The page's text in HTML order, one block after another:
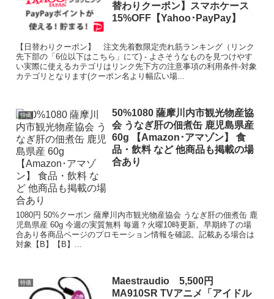
替わりクーポン】スマホケース
15%OFF【Yahoo･PayPay】
【日替わりクーポン】 注文先着数限定売れ筋ランキング（リンク
先下部の「6位以下はこちら」にて) - よさそうなものを見つけやす
い実際に使えるカテゴリはリンク先下方の注意事項の利用条件-対象
カテゴリとなります(クーポン名より幅広い場...
特価
50%1080 薩摩川内市観光物産協
会 うなぎ肝の佃煮缶 鹿児島県産
60g 【Amazon･アマゾン】 食
品・飲料 など 他商品も掲載の場
合あり
1080円 50%クーポン 薩摩川内市観光物産協会 うなぎ肝の佃煮缶 鹿
児島県産 60g 今週の実質無料 毎週？火曜10時更新。早期終了の場
合あり各商品ページのプロモーション情報を確認。記載ある場合は
対象【B】【B】...
特価
Maestraudio 5,500円
MA910SR TVアニメ「アイドル